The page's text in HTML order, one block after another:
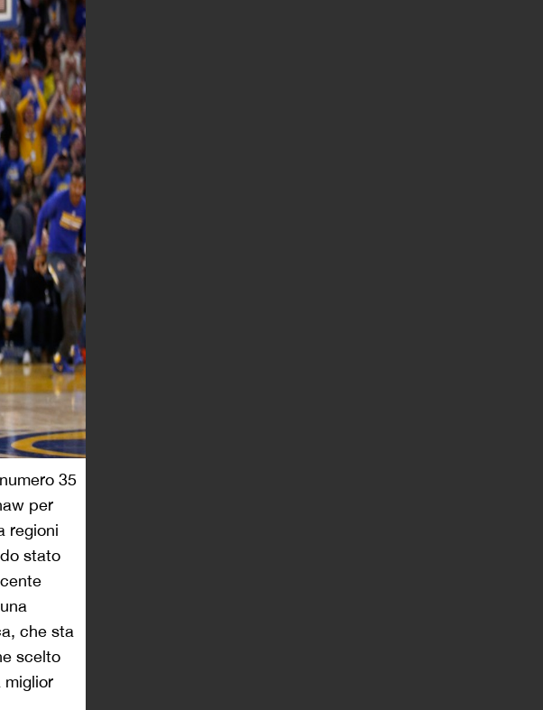
35
per
regioni
stato
che sta
scelto
miglior